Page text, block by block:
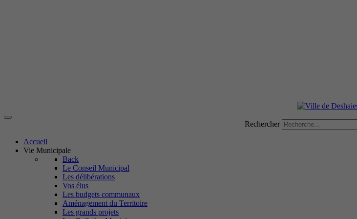
Rechercher
Accueil
Vie Municipale
Back
Le Conseil Municipal
Les délibérations
Vos élus
Les budgets communaux
Aménagement du Territoire
Les grands projets